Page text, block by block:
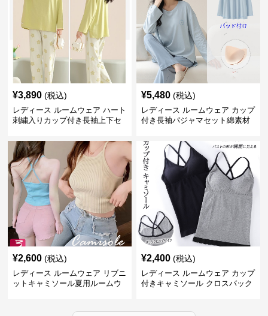
¥3,890 (税込)
レディース ルームウェア ハート
刺繍入りカップ付き長袖上下セ
¥5,480 (税込)
レディース ルームウェア カップ
付き長袖パジャマセット綿素材
¥2,600 (税込)
レディース ルームウェア リブニ
ットキャミソール夏用ルームウ
¥2,400 (税込)
レディース ルームウェア カップ
付きキャミソール クロスバック